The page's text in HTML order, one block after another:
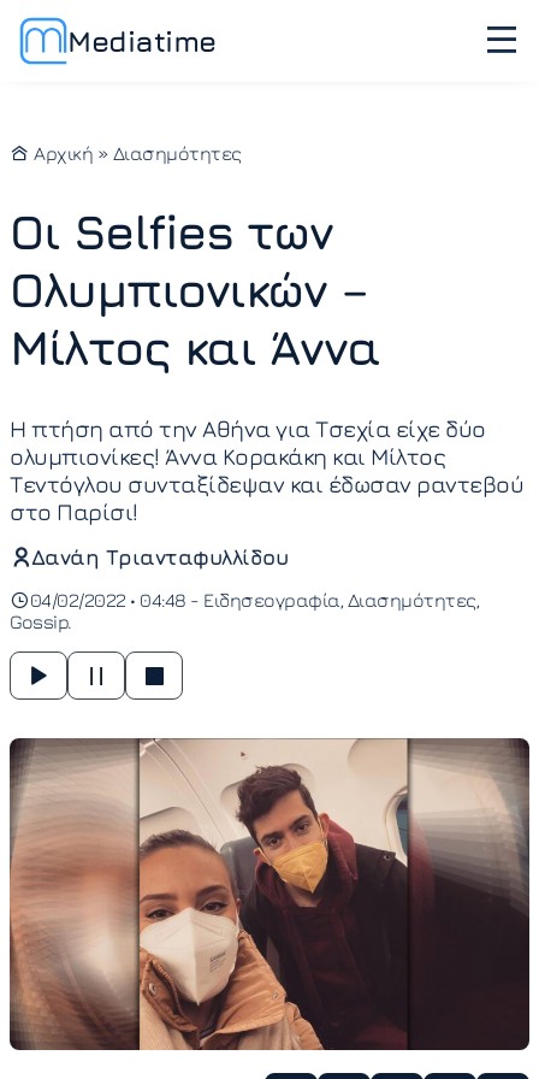
Mediatime
Αρχική » Διασημότητες
Οι Selfies των
Ολυμπιονικών –
Μίλτος και Άννα
Η πτήση από την Αθήνα για Τσεχία είχε δύο
ολυμπιονίκες! Άννα Κορακάκη και Μίλτος
Τεντόγλου συνταξίδεψαν και έδωσαν ραντεβού
στο Παρίσι!
Δανάη Τριανταφυλλίδου
04/02/2022 • 04:48 - Ειδησεογραφία Διασημότητες
Gossip